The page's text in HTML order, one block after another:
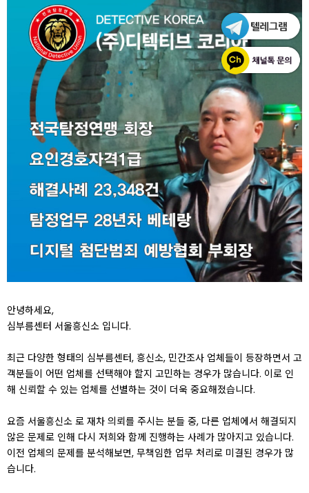
안녕하세요,
심부름센터 서울흥신소 입니다.
최근 다양한 형태의 심부름센터, 흥신소, 민간조사 업체들이 등장하면서 고
객분들이 어떤 업체를 선택해야 할지 고민하는 경우가 많습니다. 이로 인
해 신뢰할 수 있는 업체를 선별하는 것이 더욱 중요해졌습니다.
요즘 서울흥신소 로 재차 의뢰를 주시는 분들 중, 다른 업체에서 해결되지
않은 문제로 인해 다시 저희와 함께 진행하는 사례가 많아지고 있습니다.
이전 업체의 문제를 분석해보면, 무책임한 업무 처리로 미결된 경우가 많
습니다.